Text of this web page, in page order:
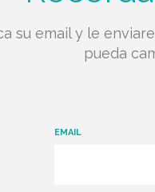
su email y le
pueda
EMAIL